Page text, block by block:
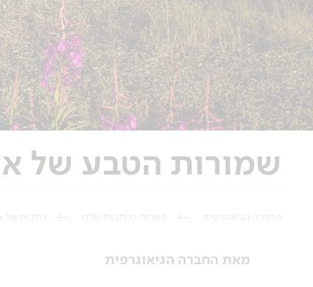
שמורות הטבע של
מאת החברה הגיאוגרפית